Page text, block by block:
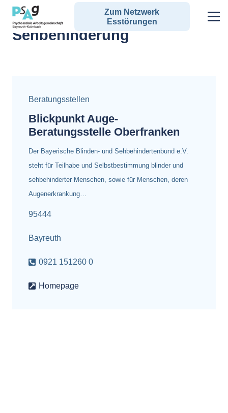
Zum Netzwerk
Esstörungen
Alle Angebote zum Schlagwort:
Sehbehinderung
Beratungsstellen
Blickpunkt Auge-
Beratungsstelle Oberfranken
Der Bayerische Blinden- und Sehbehindertenbund e.V.
steht für Teilhabe und Selbstbestimmung blinder und
sehbehinderter Menschen, sowie für Menschen, deren
Augenerkrankung…
95444
Bayreuth
0921 151260 0
Homepage